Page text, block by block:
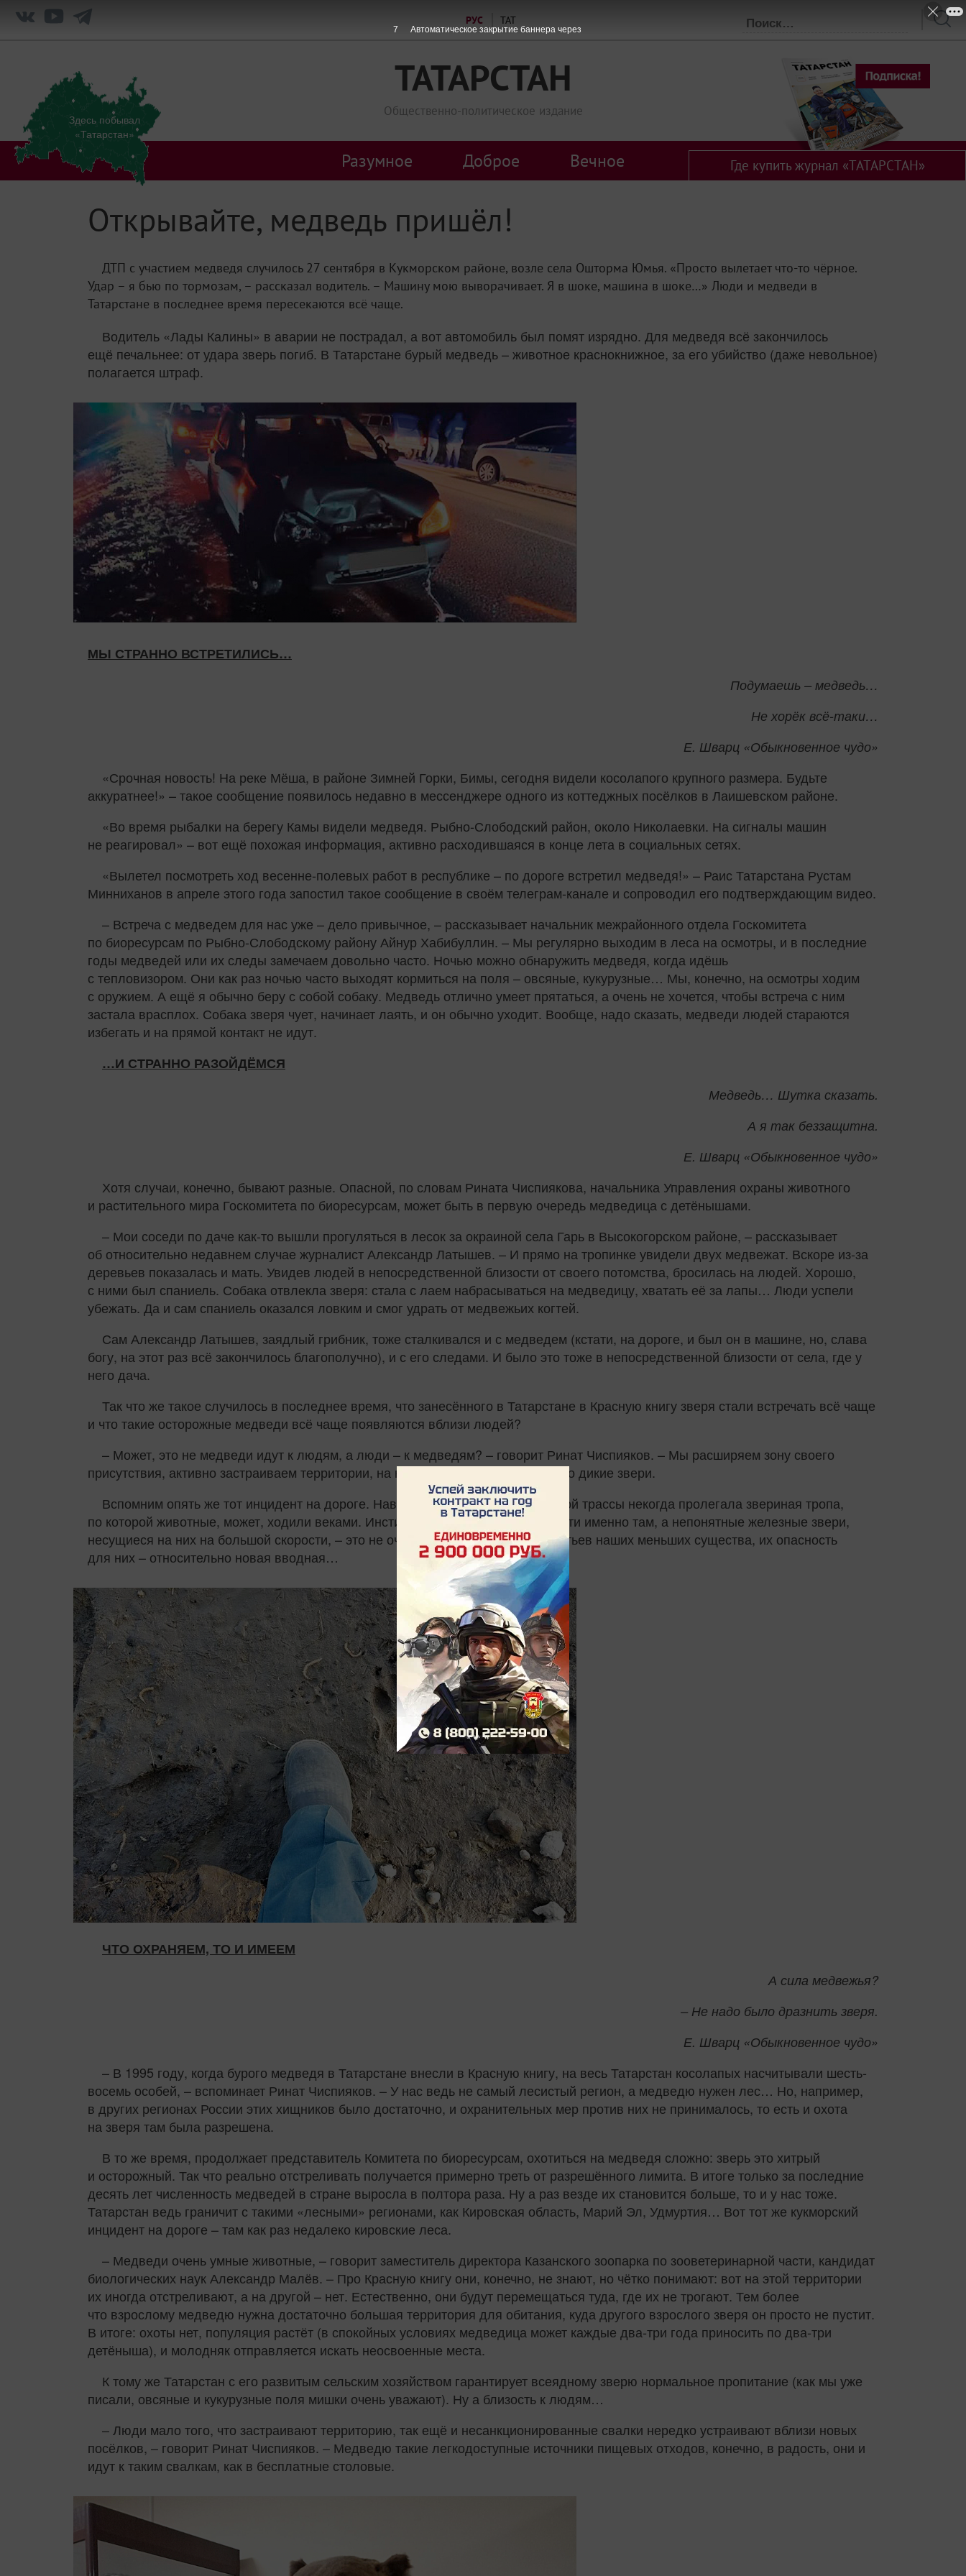
РУС ТАТ
ТАТАРСТАН
Общественно-политическое издание
Здесь побывал
«Татарстан»
Разумное Доброе Вечное Где купить журнал «ТАТАРСТАН»
Открывайте, медведь пришёл!
ДТП с участием медведя случилось 27 сентября в Кукморском районе, возле села Ошторма Юмья. «Просто вылетает что‑то чёрное.
Удар – я бью по тормозам, – рассказал водитель. – Машину мою выворачивает. Я в шоке, машина в шоке…» Люди и медведи в
Татарстане в последнее время пересекаются всё чаще.
Водитель «Лады Калины» в аварии не пострадал, а вот автомобиль был помят изрядно. Для медведя всё закончилось
ещё печальнее: от удара зверь погиб. В Татарстане бурый медведь – животное краснокнижное, за его убийство (даже невольное)
полагается штраф.
МЫ СТРАННО ВСТРЕТИЛИСЬ…
Подумаешь – медведь…
Не хорёк всё-таки…
Е. Шварц «Обыкновенное чудо»
«Срочная новость! На реке Мёша, в районе Зимней Горки, Бимы, сегодня видели косолапого крупного размера. Будьте
аккуратнее!» – такое сообщение появилось недавно в мессенджере одного из коттеджных посёлков в Лаишевском районе.
«Во время рыбалки на берегу Камы видели медведя. Рыбно-Слободский район, около Николаевки. На сигналы машин
не реагировал» – вот ещё похожая информация, активно расходившаяся в конце лета в социальных сетях.
«Вылетел посмотреть ход весенне-полевых работ в республике – по дороге встретил медведя!» – Раис Татарстана Рустам
Минниханов в апреле этого года запостил такое сообщение в своём телеграм-канале и сопроводил его подтверждающим видео.
– Встреча с медведем для нас уже – дело привычное, – рассказывает начальник межрайонного отдела Госкомитета
по биоресурсам по Рыбно-Слободскому району Айнур Хабибуллин. – Мы регулярно выходим в леса на осмотры, и в последние
годы медведей или их следы замечаем довольно часто. Ночью можно обнаружить медведя, когда идёшь
с тепловизором. Они как раз ночью часто выходят кормиться на поля – овсяные, кукурузные… Мы, конечно, на осмотры ходим
с оружием. А ещё я обычно беру с собой собаку. Медведь отлично умеет прятаться, а очень не хочется, чтобы встреча с ним
застала врасплох. Собака зверя чует, начинает лаять, и он обычно уходит. Вообще, надо сказать, медведи людей стараются
избегать и на прямой контакт не идут.
…И СТРАННО РАЗОЙДЁМСЯ
Медведь… Шутка сказать.
А я так беззащитна.
Е. Шварц «Обыкновенное чудо»
Хотя случаи, конечно, бывают разные. Опасной, по словам Рината Чиспиякова, начальника Управления охраны животного
и растительного мира Госкомитета по биоресурсам, может быть в первую очередь медведица с детёнышами.
– Мои соседи по даче как‑то вышли прогуляться в лесок за окраиной села Гарь в Высокогорском районе, – рассказывает
об относительно недавнем случае журналист Александр Латышев. – И прямо на тропинке увидели двух медвежат. Вскоре из‑за
деревьев показалась и мать. Увидев людей в непосредственной близости от своего потомства, бросилась на людей. Хорошо,
с ними был спаниель. Собака отвлекла зверя: стала с лаем набрасываться на медведицу, хватать её за лапы… Люди успели
убежать. Да и сам спаниель оказался ловким и смог удрать от медвежьих когтей.
Сам Александр Латышев, заядлый грибник, тоже сталкивался и с медведем (кстати, на дороге, и был он в машине, но, слава
богу, на этот раз всё закончилось благополучно), и с его следами. И было это тоже в непосредственной близости от села, где у
него дача.
Так что же такое случилось в последнее время, что занесённого в Татарстане в Красную книгу зверя стали встречать всё чаще
и что такие осторожные медведи всё чаще появляются вблизи людей?
– Может, это не медведи идут к людям, а люди – к медведям? – говорит Ринат Чиспияков. – Мы расширяем зону своего
присутствия, активно застраиваем территории, на которых когда‑то жили только дикие звери.
Вспомним опять же тот инцидент на дороге. Наверняка на месте асфальтовой трассы некогда пролегала звериная тропа,
по которой животные, может, ходили веками. Инстинкт говорит им, что надо идти именно там, а непонятные железные звери,
несущиеся на них на большой скорости, – это не очень пока понятные для братьев наших меньших существа, их опасность
для них – относительно новая вводная…
ЧТО ОХРАНЯЕМ, ТО И ИМЕЕМ
А сила медвежья?
– Не надо было дразнить зверя.
Е. Шварц «Обыкновенное чудо»
– В 1995 году, когда бурого медведя в Татарстане внесли в Красную книгу, на весь Татарстан косолапых насчитывали шесть-
восемь особей, – вспоминает Ринат Чиспияков. – У нас ведь не самый лесистый регион, а медведю нужен лес… Но, например,
в других регионах России этих хищников было достаточно, и охранительных мер против них не принималось, то есть и охота
на зверя там была разрешена.
В то же время, продолжает представитель Комитета по биоресурсам, охотиться на медведя сложно: зверь это хитрый
и осторожный. Так что реально отстреливать получается примерно треть от разрешённого лимита. В итоге только за последние
десять лет численность медведей в стране выросла в полтора раза. Ну а раз везде их становится больше, то и у нас тоже.
Татарстан ведь граничит с такими «лесными» регионами, как Кировская область, Марий Эл, Удмуртия… Вот тот же кукморский
инцидент на дороге – там как раз недалеко кировские леса.
– Медведи очень умные животные, – говорит заместитель директора Казанского зоопарка по зооветеринарной части, кандидат
биологических наук Александр Малёв. – Про Красную книгу они, конечно, не знают, но чётко понимают: вот на этой территории
их иногда отстреливают, а на другой – нет. Естественно, они будут перемещаться туда, где их не трогают. Тем более
что взрослому медведю нужна достаточно большая территория для обитания, куда другого взрослого зверя он просто не пустит.
В итоге: охоты нет, популяция растёт (в спокойных условиях медведица может каждые два‑три года приносить по два‑три
детёныша), и молодняк отправляется искать неосвоенные места.
К тому же Татарстан с его развитым сельским хозяйством гарантирует всеядному зверю нормальное пропитание (как мы уже
писали, овсяные и кукурузные поля мишки очень уважают). Ну а близость к людям…
– Люди мало того, что застраивают территорию, так ещё и несанкционированные свалки нередко устраивают вблизи новых
посёлков, – говорит Ринат Чиспияков. – Медведю такие легкодоступные источники пищевых отходов, конечно, в радость, они и
идут к таким свалкам, как в бесплатные столовые.
5 Автоматическое закрытие баннера через